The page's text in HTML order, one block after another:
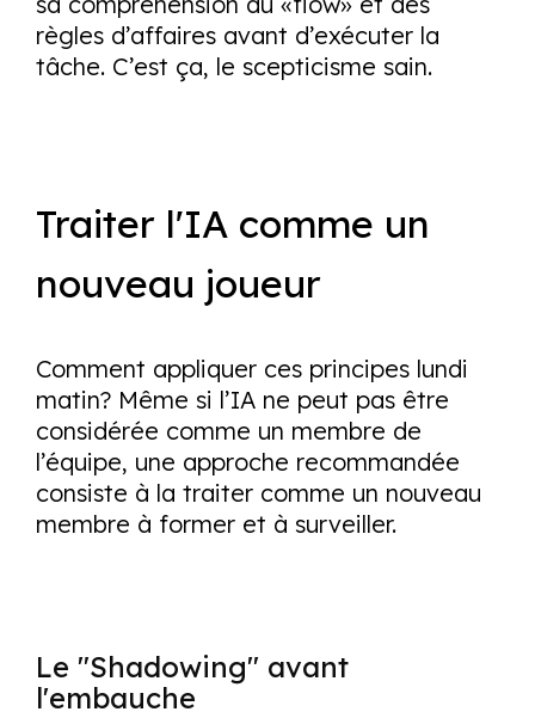
règles d’affaires avant d’exécuter la
tâche. C’est ça, le scepticisme sain.
Traiter l'IA comme un
nouveau joueur
Comment appliquer ces principes lundi
matin? Même si l’IA ne peut pas être
considérée comme un membre de
l’équipe, une approche recommandée
consiste à la traiter comme un nouveau
membre à former et à surveiller.
Le "Shadowing" avant
l'embauche